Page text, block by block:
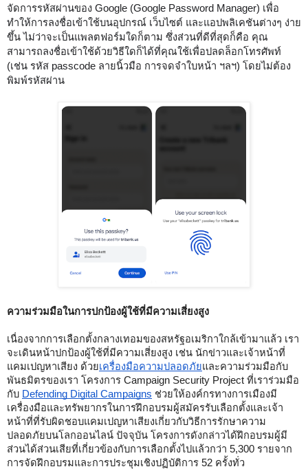
จัดการรหัสผ่านของ Google (Google Password Manager) เพื่อ
ทำให้การลงชื่อเข้าใช้บนอุปกรณ์ เว็บไซต์ และแอปพลิเคชันต่างๆ ง่าย
ขึ้น ไม่ว่าจะเป็นแพลตฟอร์มใดก็ตาม ซึ่งส่วนที่ดีที่สุดก็คือ คุณ
สามารถลงชื่อเข้าใช้ด้วยวิธีใดก็ได้ที่คุณใช้เพื่อปลดล็อกโทรศัพท์
(เช่น รหัส passcode ลายนิ้วมือ การจดจำใบหน้า ฯลฯ) โดยไม่ต้อง
พิมพ์รหัสผ่าน
ความร่วมมือในการปกป้องผู้ใช้ที่มีความเสี่ยงสูง
เนื่องจากการเลือกตั้งกลางเทอมของสหรัฐอเมริกาใกล้เข้ามาแล้ว เรา
จะเดินหน้าปกป้องผู้ใช้ที่มีความเสี่ยงสูง เช่น นักข่าวและเจ้าหน้าที่
แคมเปญหาเสียง ด้วยเครื่องมือความปลอดภัยและความร่วมมือกับ
พันธมิตรของเรา โครงการ Campaign Security Project ที่เราร่วมมือ
กับ Defending Digital Campaigns ช่วยให้องค์กรทางการเมืองมี
เครื่องมือและทรัพยากรในการฝึกอบรมผู้สมัครรับเลือกตั้งและเจ้า
หน้าที่ที่รับผิดชอบแคมเปญหาเสียงเกี่ยวกับวิธีการรักษาความ
ปลอดภัยบนโลกออนไลน์ ปัจจุบัน โครงการดังกล่าวได้ฝึกอบรมผู้มี
ส่วนได้ส่วนเสียที่เกี่ยวข้องกับการเลือกตั้งไปแล้วกว่า 5,300 รายจาก
การจัดฝึกอบรมและการประชุมเชิงปฏิบัติการ 52 ครั้งทั่ว